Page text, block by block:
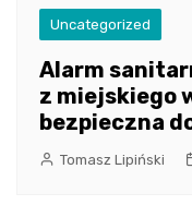
Uncategorized
Alarm
z miejskiego
bezpieczna
Tomasz Lipiński